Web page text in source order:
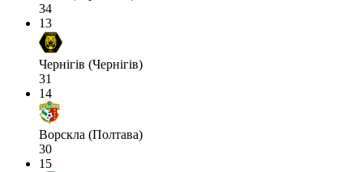
34
13
Чернігів (Чернігів)
31
14
Ворскла (Полтава)
30
15